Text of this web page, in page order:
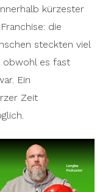
kürzester
die
steckten viel
obwohl es fast
Ein
Zeit